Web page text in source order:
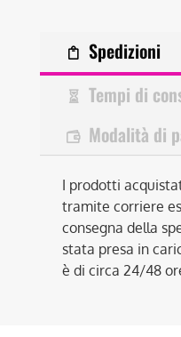
Spedizioni
Tempi di
Modalità di
I prodotti
tramite corriere
consegna della
stata presa in
è di circa 24/48